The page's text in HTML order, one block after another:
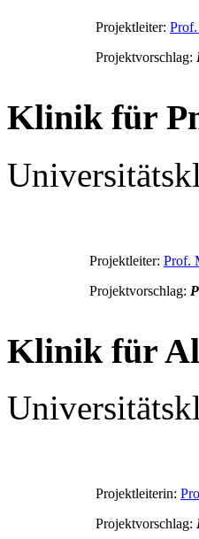
Projektleiter:
Projektvorschlag:
Klinik für
Projektleiter: Prof.
Projektvorschlag:
Klinik für
Projektleiterin:
Projektvorschlag: